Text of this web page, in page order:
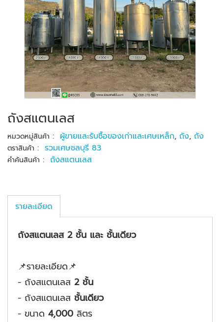
ถังสแตนเลส
หมวดหมู่สินค้า : ผู้ขายและรับซื้อของเก่าและเศษเหล็ก, ถัง, ถัง
ตราสินค้า : รวมเศษชลบุรี 83
คำค้นสินค้า : ถังสแตนเลส
รายละเอียด
ถังสแตนเลส 2 ชั้น และ ชั้นเดียว
📌รายละเอียด📌
- ถังสแตนเลส 2 ชั้น
- ถังสแตนเลส ชั้นเดียว
- ขนาด 4,000 ลิตร